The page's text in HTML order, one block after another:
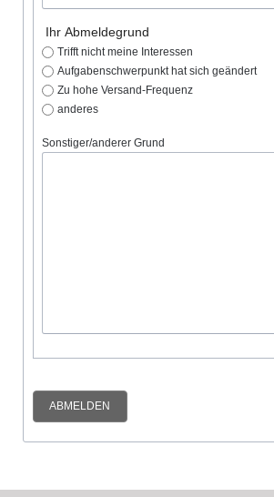
Ihr Abmeldegrund
Trifft nicht meine Interessen
Aufgabenschwerpunkt hat sich geändert
Zu hohe Versand-Frequenz
anderes
Sonstiger/anderer Grund
ABMELDEN